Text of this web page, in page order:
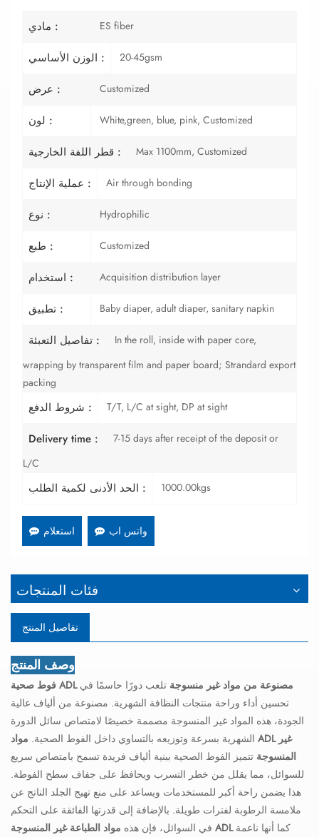
مادي : ES fiber
الوزن الأساسي : 20-45gsm
عرض : Customized
لون : White,green, blue, pink, Customized
قطر اللفة الخارجية : Max 1100mm, Customized
عملية الإنتاج : Air through bonding
نوع : Hydrophilic
طبع : Customized
استخدام : Acquisition distribution layer
تطبيق : Baby diaper, adult diaper, sanitary napkin
تفاصيل التعبئة :
In the roll, inside with paper core,
wrapping by transparent film and paper board; Strandard export
packing
شروط الدفع : T/T, L/C at sight, DP at sight
Delivery time :
7-15 days after receipt of the deposit or
L/C
الحد الأدنى لكمية الطلب : 1000.00kgs
استعلام واتس اب
فئات المنتجات
تفاصيل المنتج
وصف المنتج
فوط صحية ADL مصنوعة من مواد غير منسوجة تلعب دورًا حاسمًا في
تحسين أداء وراحة منتجات النظافة الشهرية. مصنوعة من ألياف عالية
الجودة، هذه المواد غير المنسوجة مصممة خصيصًا لامتصاص سائل الدورة
الشهرية بسرعة وتوزيعه بالتساوي داخل الفوط الصحية. مواد ADL غير
المنسوجة تتميز الفوط الصحية ببنية ألياف فريدة تسمح بامتصاص سريع
للسوائل، مما يقلل من خطر التسرب ويحافظ على جفاف سطح الفوطة.
هذا يضمن راحة أكبر للمستخدمات ويساعد على منع تهيج الجلد الناتج عن
ملامسة الرطوبة لفترات طويلة. بالإضافة إلى قدرتها الفائقة على التحكم
في السوائل، فإن هذه مواد الطباعة غير المنسوجة ADLكما أنها ناعمة